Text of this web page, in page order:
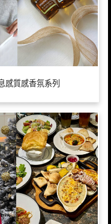
感質感香氛系列